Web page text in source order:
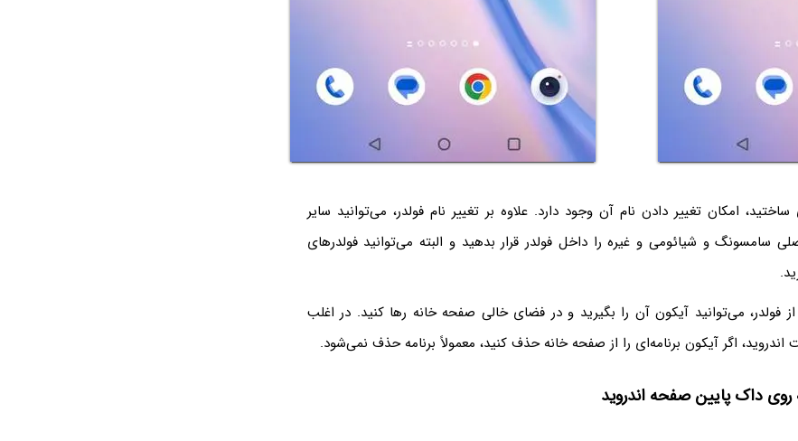
امکان تغییر دادن نام آن وجود دارد. علاوه بر تغییر نام فولدر، می‌توانید سایر
سامسونگ و شیائومی و غیره را داخل فولدر قرار بدهید و البته می‌توانید فولدرهای
فولدر، می‌توانید آیکون آن را بگیرید و در فضای خالی صفحه خانه رها کنید. در اغلب
اگر آیکون برنامه‌ای را از صفحه خانه حذف کنید، معمولاً‌ برنامه حذف نمی‌شود.
روی داک پایین صفحه اندروید